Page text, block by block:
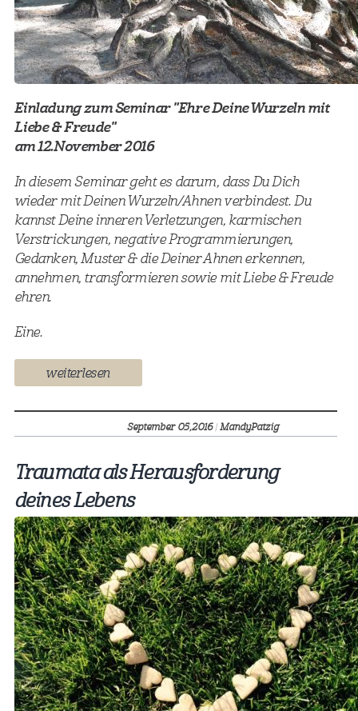
Einladung zum Seminar "Ehre Deine Wurzeln mit
Liebe & Freude"
am 12.November 2016
In diesem Seminar geht es darum, dass Du Dich
wieder mit Deinen Wurzeln/Ahnen verbindest. Du
kannst Deine inneren Verletzungen, karmischen
Verstrickungen, negative Programmierungen,
Gedanken, Muster & die Deiner Ahnen erkennen,
annehmen, transformieren sowie mit Liebe & Freude
ehren.
Eine.
weiterlesen
September 05,2016|MandyPatzig
Traumata als Herausforderung
deines Lebens